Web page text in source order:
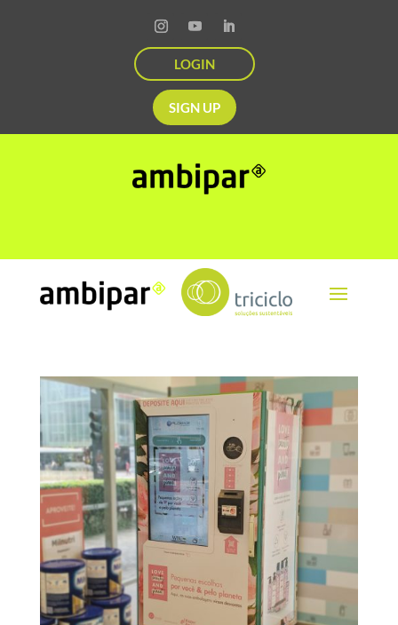
LOGIN
SIGN UP